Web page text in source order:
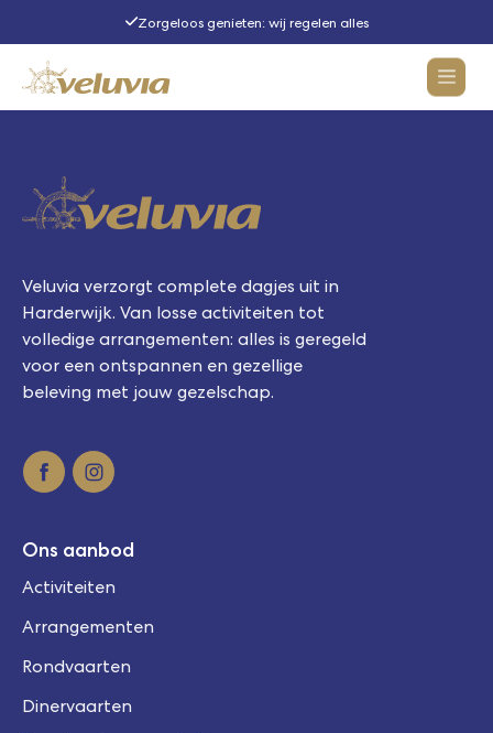
Activiteiten
Rondvaarten
Alle rondvaarten
Dinervaarten
Rondvaart samenstellen
Arrangementen
Groepsuitjes
Iets te vieren
Familie-uitje
Contact
0341 74 50 19
Zorgeloos genieten: wij regelen alles
Veluvia verzorgt complete dagjes uit in
Harderwijk. Van losse activiteiten tot
volledige arrangementen: alles is geregeld
voor een ontspannen en gezellige
beleving met jouw gezelschap.
Ons aanbod
Activiteiten
Arrangementen
Rondvaarten
Dinervaarten